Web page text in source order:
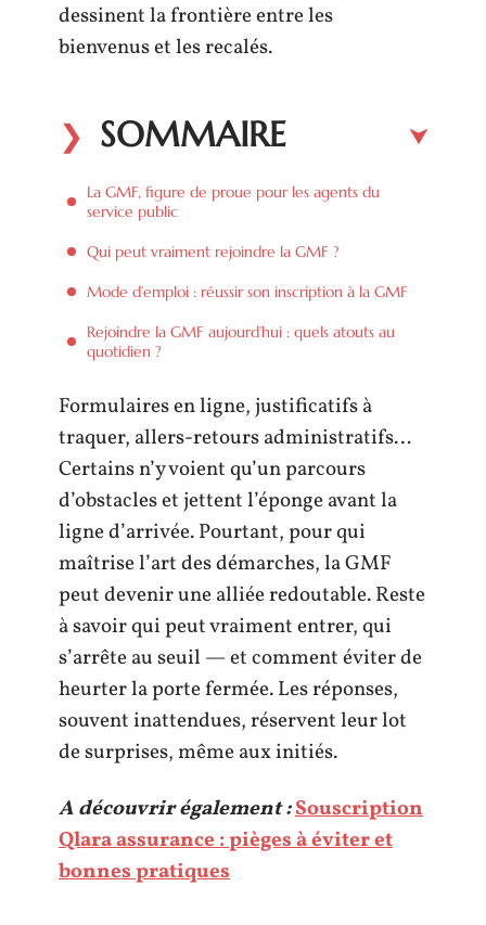
dessinent la frontière entre les
bienvenus et les recalés.
SOMMAIRE
La GMF, figure de proue pour les agents du
service public
Qui peut vraiment rejoindre la GMF ?
Mode d’emploi : réussir son inscription à la GMF
Rejoindre la GMF aujourd’hui : quels atouts au
quotidien ?
Formulaires en ligne, justificatifs à
traquer, allers-retours administratifs…
Certains n’y voient qu’un parcours
d’obstacles et jettent l’éponge avant la
ligne d’arrivée. Pourtant, pour qui
maîtrise l’art des démarches, la GMF
peut devenir une alliée redoutable. Reste
à savoir qui peut vraiment entrer, qui
s’arrête au seuil — et comment éviter de
heurter la porte fermée. Les réponses,
souvent inattendues, réservent leur lot
de surprises, même aux initiés.
A découvrir également :Souscription
Qlara assurance : pièges à éviter et
bonnes pratiques